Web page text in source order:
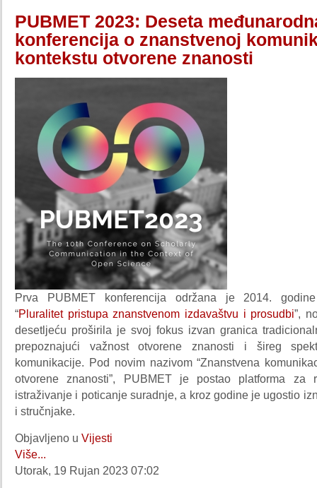
PUBMET 2023: Deseta
konferencija o znanstvenoj
kontekstu otvorene znanosti
Prva PUBMET konferencija održana je 2014.
“Pluralitet pristupa znanstvenom izdavaštvu i prosudbi”,
desetljeću proširila je svoj fokus izvan granica
prepoznajući važnost otvorene znanosti i šireg
komunikacije. Pod novim nazivom “Znanstvena
otvorene znanosti”, PUBMET je postao platforma za
istraživanje i poticanje suradnje, a kroz godine je ugostio
i stručnjake.
Objavljeno u Vijesti
Više...
Utorak, 19 Rujan 2023 07:02